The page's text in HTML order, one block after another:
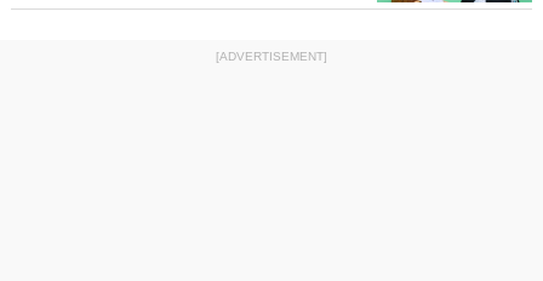
[ADVERTISEMENT]